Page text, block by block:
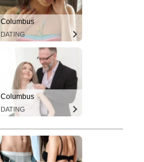
Columbus
DATING
Columbus
DATING